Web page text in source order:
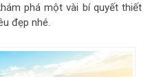
phá một vài bí quyết thiết
đẹp nhé.